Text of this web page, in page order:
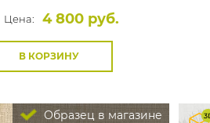
Цена:
4 800 руб.
В КОРЗИНУ
Образец в магазине